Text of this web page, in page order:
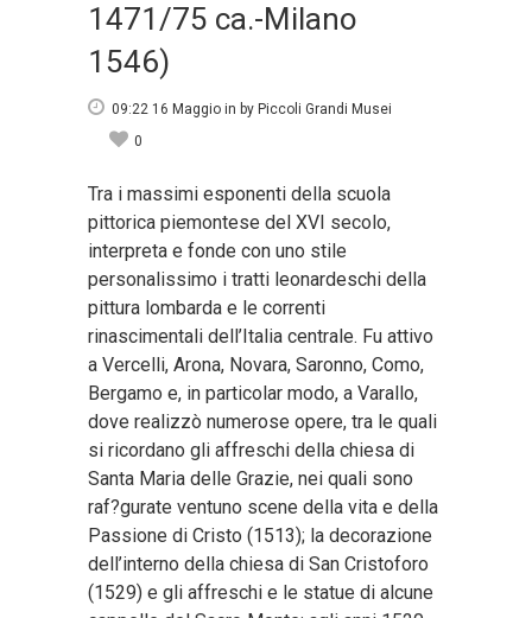
1471/75 ca.-Milano
1546)
09:22 16 Maggio in by Piccoli Grandi Musei
0
Tra i massimi esponenti della scuola
pittorica piemontese del XVI secolo,
interpreta e fonde con uno stile
personalissimo i tratti leonardeschi della
pittura lombarda e le correnti
rinascimentali dell’Italia centrale. Fu attivo
a Vercelli, Arona, Novara, Saronno, Como,
Bergamo e, in particolar modo, a Varallo,
dove realizzò numerose opere, tra le quali
si ricordano gli affreschi della chiesa di
Santa Maria delle Grazie, nei quali sono
raf?gurate ventuno scene della vita e della
Passione di Cristo (1513); la decorazione
dell’interno della chiesa di San Cristoforo
(1529) e gli affreschi e le statue di alcune